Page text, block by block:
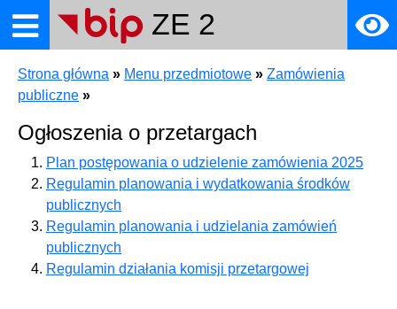
ZE 2
Strona główna » Menu przedmiotowe » Zamówienia
publiczne »
Ogłoszenia o przetargach
Plan postępowania o udzielenie zamówienia 2025
Regulamin planowania i wydatkowania środków
publicznych
Regulamin planowania i udzielania zamówień
publicznych
Regulamin działania komisji przetargowej